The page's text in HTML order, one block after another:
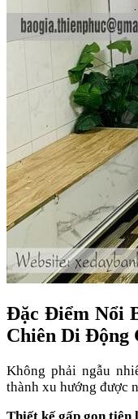
Đặc Điểm Nổi
Chiên Di Động
Không phải ngẫu
thành xu hướng được
Thiết kế gấp gọn tiện